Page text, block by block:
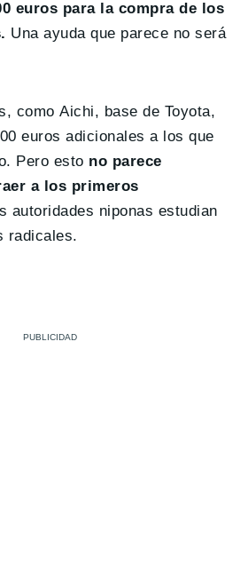
euros para la compra de los
Una ayuda que parece no será
como Aichi, base de Toyota,
euros adicionales a los que
Pero esto no parece
a los primeros
autoridades niponas estudian
radicales.